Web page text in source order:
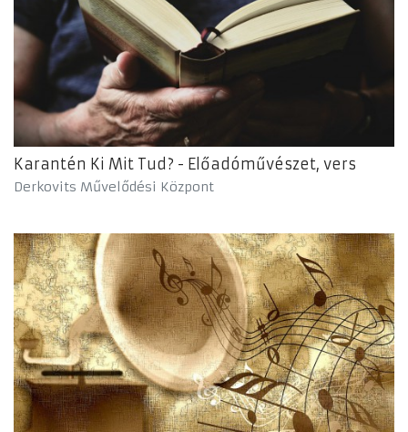
Karantén Ki Mit Tud? - Előadóművészet, vers
Derkovits Művelődési Központ